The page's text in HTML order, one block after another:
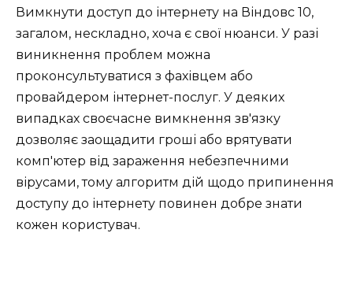
Вимкнути доступ до інтернету на Віндовс 10,
загалом, нескладно, хоча є свої нюанси. У разі
виникнення проблем можна
проконсультуватися з фахівцем або
провайдером інтернет-послуг. У деяких
випадках своєчасне вимкнення зв'язку
дозволяє заощадити гроші або врятувати
комп'ютер від зараження небезпечними
вірусами, тому алгоритм дій щодо припинення
доступу до інтернету повинен добре знати
кожен користувач.